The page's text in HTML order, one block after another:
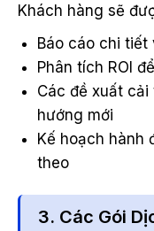
Khách hàng sẽ
Báo cáo chi tiết
Phân tích ROI
Các đề xuất
hướng mới
Kế hoạch hành
theo
3. Các Gói